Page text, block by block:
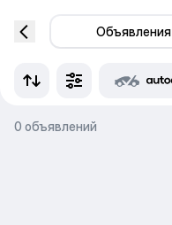
Объявления
0 объявлений